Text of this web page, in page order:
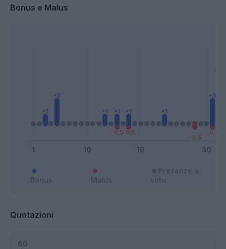
Bonus e Malus
Quotazioni